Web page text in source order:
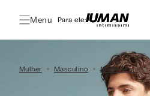
Menu Para ele:
Mulher Masculino Moda Praia